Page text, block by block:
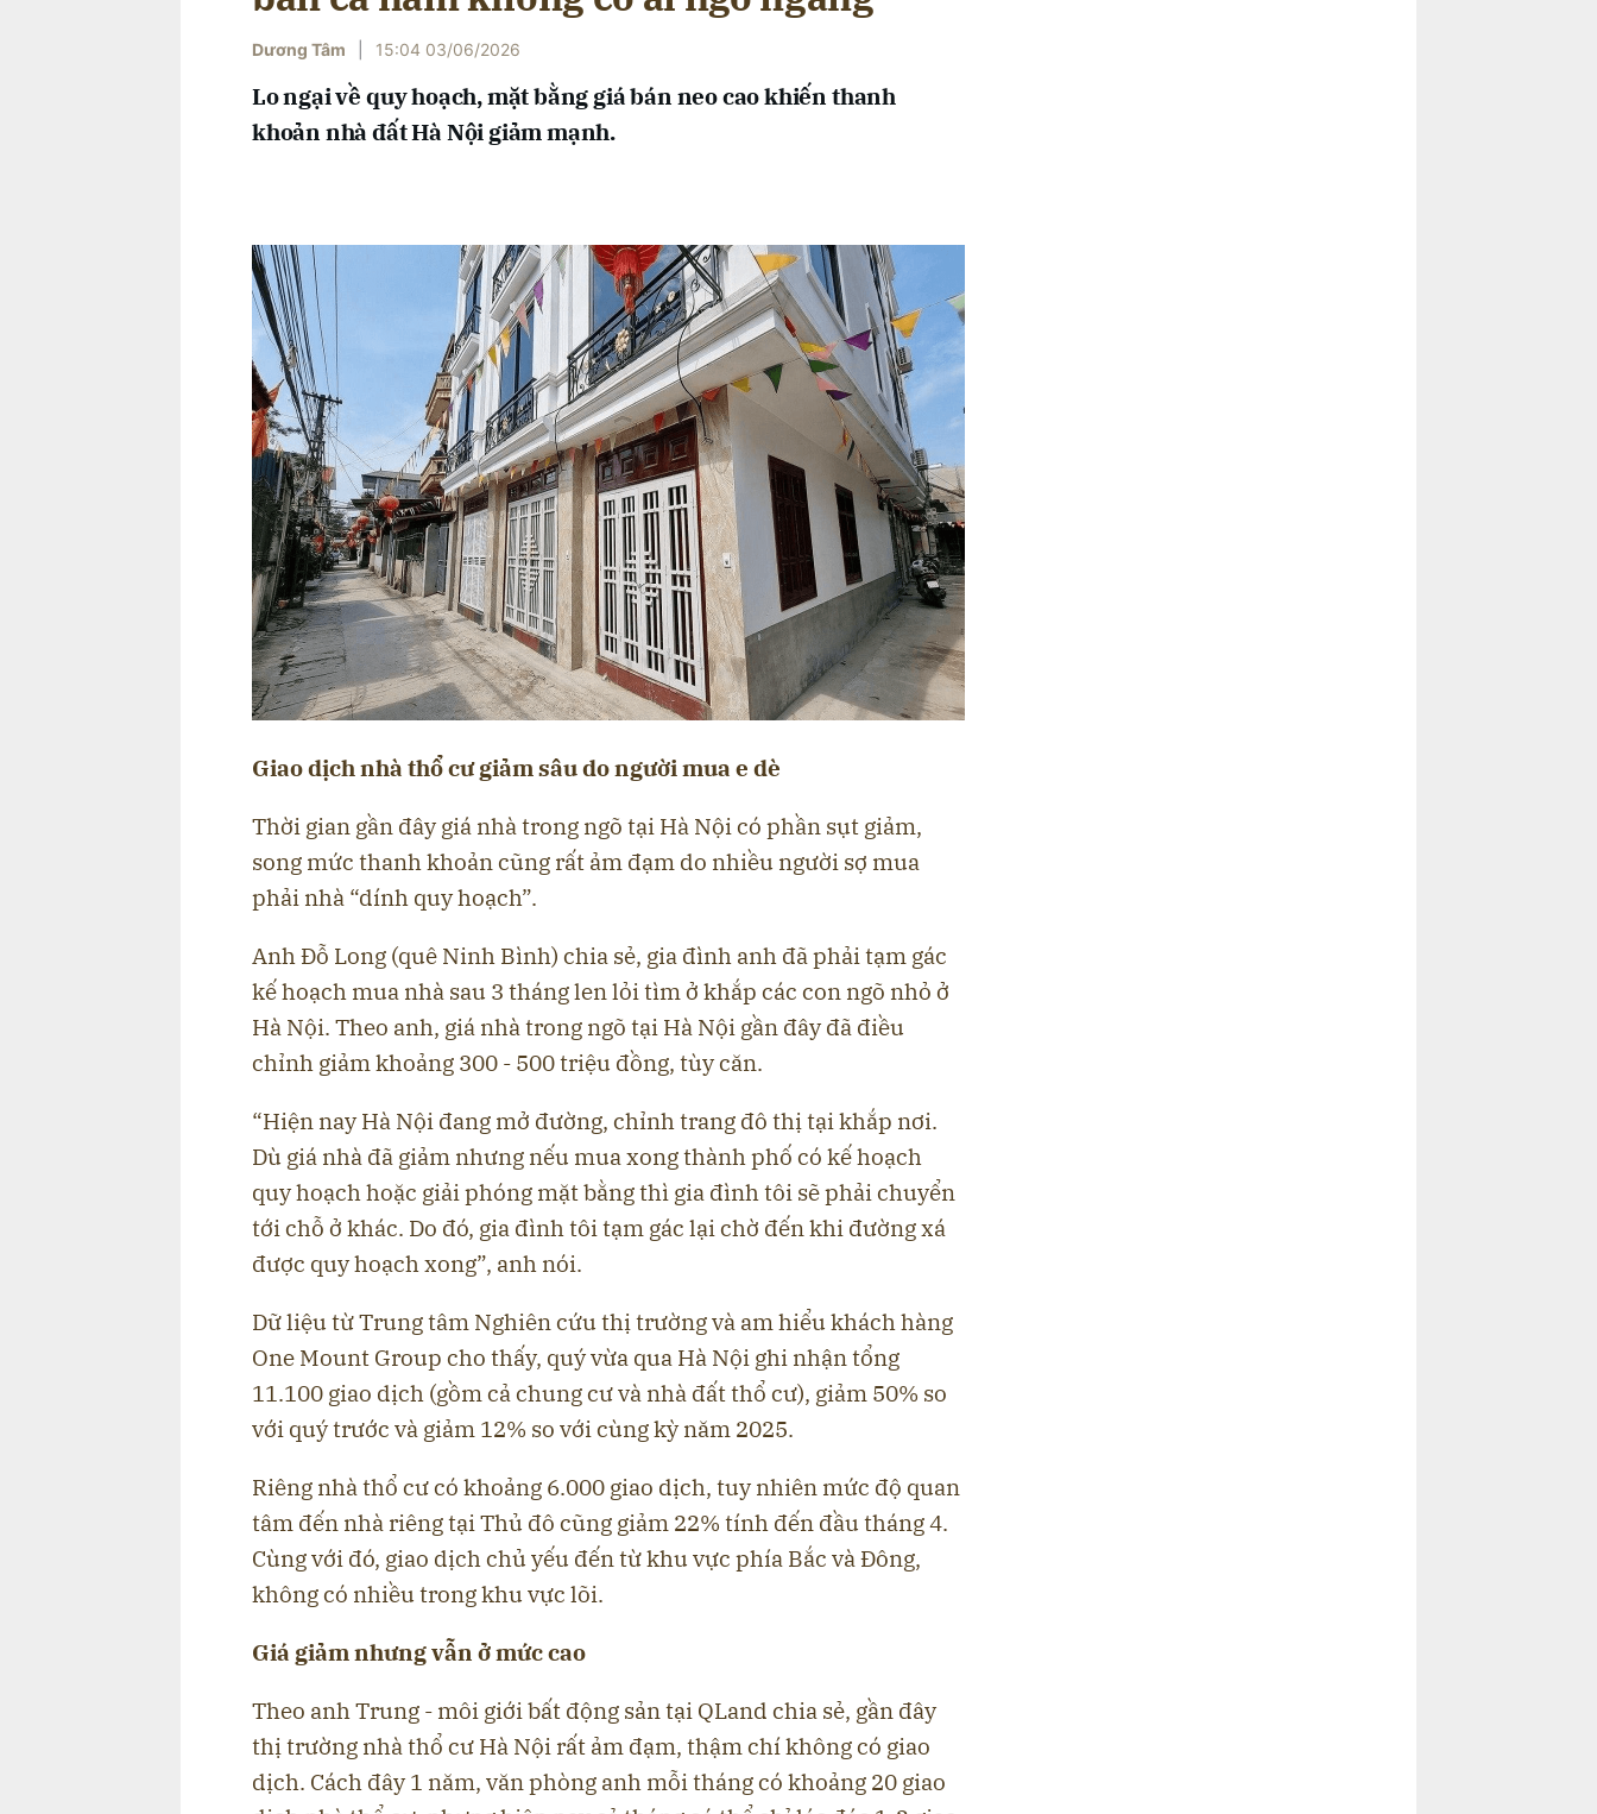
Dương Tâm 15:04 03/06/2026
Lo ngại về quy hoạch, mặt bằng giá bán neo cao khiến thanh
khoản nhà đất Hà Nội giảm mạnh.
Giao dịch nhà thổ cư giảm sâu do người mua e dè
Thời gian gần đây giá nhà trong ngõ tại Hà Nội có phần sụt giảm,
song mức thanh khoản cũng rất ảm đạm do nhiều người sợ mua
phải nhà “dính quy hoạch”.
Anh Đỗ Long (quê Ninh Bình) chia sẻ, gia đình anh đã phải tạm gác
kế hoạch mua nhà sau 3 tháng len lỏi tìm ở khắp các con ngõ nhỏ ở
Hà Nội. Theo anh, giá nhà trong ngõ tại Hà Nội gần đây đã điều
chỉnh giảm khoảng 300 - 500 triệu đồng, tùy căn.
“Hiện nay Hà Nội đang mở đường, chỉnh trang đô thị tại khắp nơi.
Dù giá nhà đã giảm nhưng nếu mua xong thành phố có kế hoạch
quy hoạch hoặc giải phóng mặt bằng thì gia đình tôi sẽ phải chuyển
tới chỗ ở khác. Do đó, gia đình tôi tạm gác lại chờ đến khi đường xá
được quy hoạch xong”, anh nói.
Dữ liệu từ Trung tâm Nghiên cứu thị trường và am hiểu khách hàng
One Mount Group cho thấy, quý vừa qua Hà Nội ghi nhận tổng
11.100 giao dịch (gồm cả chung cư và nhà đất thổ cư), giảm 50% so
với quý trước và giảm 12% so với cùng kỳ năm 2025.
Riêng nhà thổ cư có khoảng 6.000 giao dịch, tuy nhiên mức độ quan
tâm đến nhà riêng tại Thủ đô cũng giảm 22% tính đến đầu tháng 4.
Cùng với đó, giao dịch chủ yếu đến từ khu vực phía Bắc và Đông,
không có nhiều trong khu vực lõi.
Giá giảm nhưng vẫn ở mức cao
Theo anh Trung - môi giới bất động sản tại QLand chia sẻ, gần đây
thị trường nhà thổ cư Hà Nội rất ảm đạm, thậm chí không có giao
dịch. Cách đây 1 năm, văn phòng anh mỗi tháng có khoảng 20 giao